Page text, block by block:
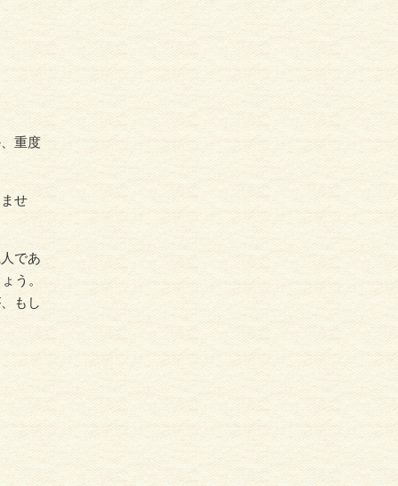
重度
せ
であ
う。
もし